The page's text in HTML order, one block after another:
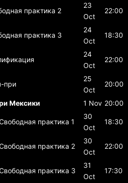
практика 2
23
Oct
22:00
практика 3
24
Oct
18:30
24
Oct
22:00
при
25
Oct
20:00
Мексики 1 Nov 20:00
практика 1
30
Oct
18:30
практика 2
30
Oct
22:00
практика 3
31
Oct
17:30